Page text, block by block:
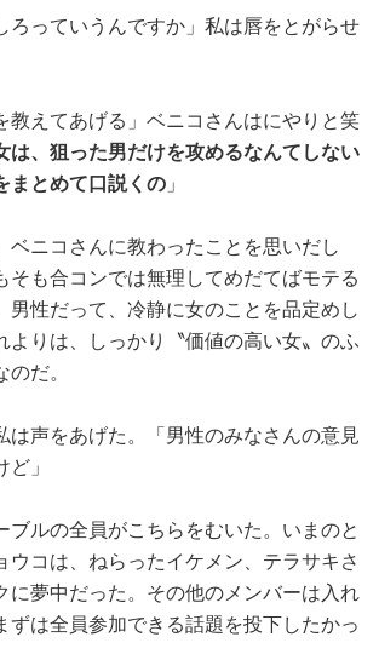
ろっていうんですか」私は唇をとがらせ
教えてあげる」ベニコさんはにやりと笑
は、狙った男だけを攻めるなんてしない
とめて口説くの 」
ニコさんに教わったことを思いだし
そも合コンでは無理してめだてばモテる
男性だって、冷静に女のことを品定めし
よりは、しっかり〝価値の高い女〟のふ
だ。
は声をあげた。「男性のみなさんの意見
」
ルの全員がこちらをむいた。いまのと
ウコは、ねらったイケメン、テラサキさ
に夢中だった。その他のメンバーは入れ
ずは全員参加できる話題を投下したかっ